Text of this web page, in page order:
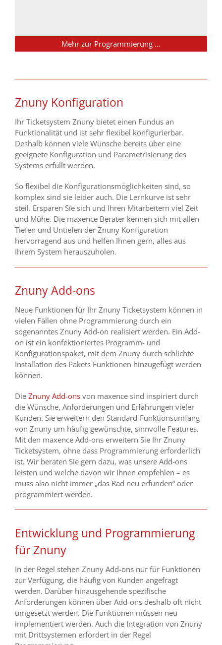
Mehr zur Programmierung ...
Znuny Konfiguration
Ihr Ticketsystem Znuny bietet einen Fundus an
Funktionalität und ist sehr flexibel konfigurierbar.
Deshalb können viele Wünsche bereits über eine
geeignete Konfiguration und Parametrisierung des
Systems erfüllt werden.
So flexibel die Konfigurationsmöglichkeiten sind, so
komplex sind sie leider auch. Die Lernkurve ist sehr
steil. Ersparen Sie sich und Ihren Mitarbeitern viel Zeit
und Mühe. Die maxence Berater kennen sich mit allen
Tiefen und Untiefen der Znuny Konfiguration
hervorragend aus und helfen Ihnen gern, alles aus
Ihrem System herauszuholen.
Znuny Add-ons
Neue Funktionen für Ihr Znuny Ticketsystem können in
vielen Fällen ohne Programmierung durch ein
sogenanntes Znuny Add-on realisiert werden. Ein Add-
on ist ein konfektioniertes Programm- und
Konfigurationspaket, mit dem Znuny durch schlichte
Installation des Pakets Funktionen hinzugefügt werden
können.
Die Znuny Add-onsvon maxence sind inspiriert durch
die Wünsche, Anforderungen und Erfahrungen vieler
Kunden. Sie erweitern den Standard-Funktionsumfang
von Znuny um häufig gewünschte, sinnvolle Features.
Mit den maxence Add-ons erweitern Sie Ihr Znuny
Ticketsystem, ohne dass Programmierung erforderlich
ist. Wir beraten Sie gern dazu, was unsere Add-ons
leisten und welche davon wir Ihnen empfehlen – es
muss also nicht immer „das Rad neu erfunden“ oder
programmiert werden.
Entwicklung und Programmierung
für Znuny
In der Regel stehen Znuny Add-ons nur für Funktionen
zur Verfügung, die häufig von Kunden angefragt
werden. Darüber hinausgehende spezifische
Anforderungen können über Add-ons deshalb oft nicht
umgesetzt werden. Die Funktionen müssen neu
implementiert werden. Auch die Integration von Znuny
mit Drittsystemen erfordert in der Regel